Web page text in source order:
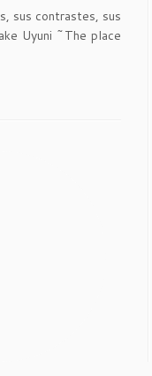
sus contrastes, sus
Uyuni ~The place